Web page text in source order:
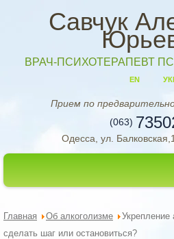
Савчук
ВРАЧ-ПСИХОТЕРАПЕВТ
EN
Прием по
(063)
Одесса, ул.
Главная Об алкоголизме
Укрепление
сделать шаг или остановиться?